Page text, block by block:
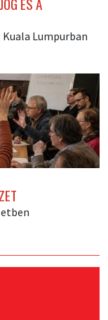
Lumpurban